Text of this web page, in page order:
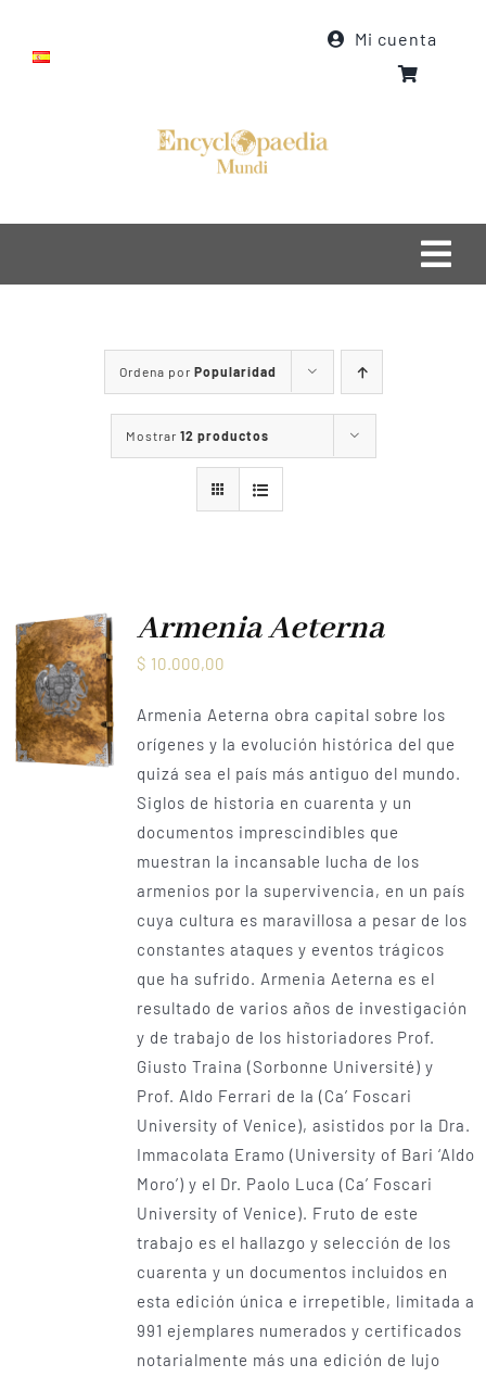
Mi cuenta
Quiénes somos
Qué hacemos
Contacto
Ordena por Popularidad
Mostrar 12 productos
Armenia Aeterna
$ 10.000,00
Armenia Aeterna obra capital sobre los
orígenes y la evolución histórica del que
quizá sea el país más antiguo del mundo.
Siglos de historia en cuarenta y un
documentos imprescindibles que
muestran la incansable lucha de los
armenios por la supervivencia, en un país
cuya cultura es maravillosa a pesar de los
constantes ataques y eventos trágicos
que ha sufrido. Armenia Aeterna es el
resultado de varios años de investigación
y de trabajo de los historiadores Prof.
Giusto Traina (Sorbonne Université) y
Prof. Aldo Ferrari de la (Ca’ Foscari
University of Venice), asistidos por la Dra.
Immacolata Eramo (University of Bari ‘Aldo
Moro’) y el Dr. Paolo Luca (Ca’ Foscari
University of Venice). Fruto de este
trabajo es el hallazgo y selección de los
cuarenta y un documentos incluidos en
esta edición única­ e irrepetible, limitada a
991 ejemplares numerados y certificados
notarialmente más una edición de lujo